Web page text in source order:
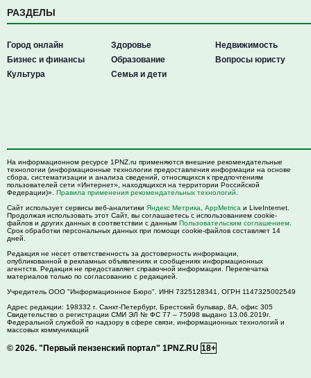
РАЗДЕЛЫ
Город онлайн
Бизнес и финансы
Культура
Здоровье
Образование
Семья и дети
Недвижимость
Вопросы юристу
На информационном ресурсе 1PNZ.ru применяются внешние рекомендательные
технологии (информационные технологии предоставления информации на основе
сбора, систематизации и анализа сведений, относящихся к предпочтениям
пользователей сети «Интернет», находящихся на территории Российской
Федерации)». Правила применения рекомендательных технологий
Сайт использует сервисы веб-аналитики Яндекс Метрика AppMetrica и LiveInternet.
Продолжая использовать этот Сайт, вы соглашаетесь с использованием cookie-
файлов и других данных в соответствии с данным Пользовательским соглашением
Срок обработки персональных данных при помощи cookie-файлов составляет 14
дней.
Редакция не несет ответственность за достоверность информации,
опубликованной в рекламных объявлениях и сообщениях информационных
агентств. Редакция не предоставляет справочной информации. Перепечатка
материалов только по согласованию с редакцией.
Учредитель ООО "Информационное Бюро". ИНН 7325128341, ОГРН 1147325002549
Адрес редакции: 198332 г. Санкт-Петербург, Брестский бульвар, 8А, офис 305
Свидетельство о регистрации СМИ ЭЛ № ФС 77 – 75998 выдано 13.06.2019г.
Федеральной службой по надзору в сфере связи, информационных технологий и
массовых коммуникаций
© 2026. "Первый пензенский портал" 1PNZ.RU 18+